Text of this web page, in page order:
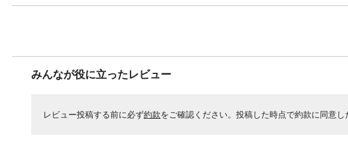
みんなが役に立ったレビュー
レビュー投稿する前に必ず約款をご確認ください。投稿した時点で約款に同意し